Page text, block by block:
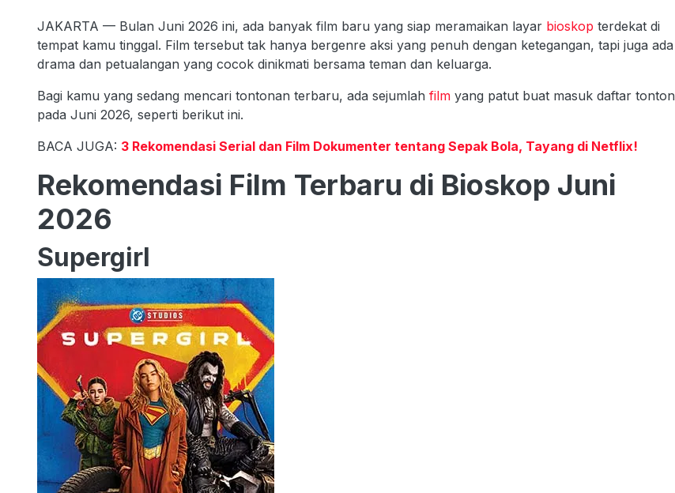
JAKARTA — Bulan Juni 2026 ini, ada banyak film baru yang siap meramaikan layar bioskop terdekat di
tempat kamu tinggal. Film tersebut tak hanya bergenre aksi yang penuh dengan ketegangan, tapi juga ada
drama dan petualangan yang cocok dinikmati bersama teman dan keluarga.
Bagi kamu yang sedang mencari tontonan terbaru, ada sejumlah film yang patut buat masuk daftar tonton
pada Juni 2026, seperti berikut ini.
BACA JUGA: 3 Rekomendasi Serial dan Film Dokumenter tentang Sepak Bola, Tayang di Netflix!
Rekomendasi Film Terbaru di Bioskop Juni
2026
Supergirl